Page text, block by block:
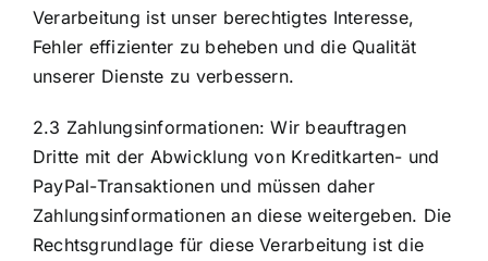
Verarbeitung ist unser berechtigtes Interesse,
Fehler effizienter zu beheben und die Qualität
unserer Dienste zu verbessern.
2.3 Zahlungsinformationen: Wir beauftragen
Dritte mit der Abwicklung von Kreditkarten- und
PayPal-Transaktionen und müssen daher
Zahlungsinformationen an diese weitergeben. Die
Rechtsgrundlage für diese Verarbeitung ist die